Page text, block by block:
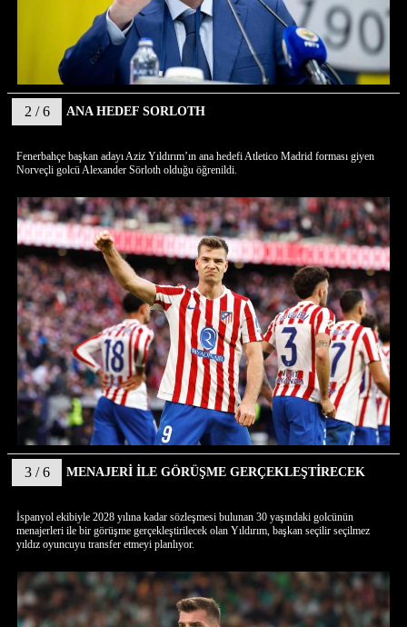
2 / 6 ANA HEDEF SORLOTH
Fenerbahçe başkan adayı Aziz Yıldırım’ın ana hedefi Atletico Madrid forması giyen
Norveçli golcü Alexander Sörloth olduğu öğrenildi.
3 / 6 MENAJERİ İLE GÖRÜŞME GERÇEKLEŞTİRECEK
İspanyol ekibiyle 2028 yılına kadar sözleşmesi bulunan 30 yaşındaki golcünün
menajerleri ile bir görüşme gerçekleştirilecek olan Yıldırım, başkan seçilir seçilmez
yıldız oyuncuyu transfer etmeyi planlıyor.